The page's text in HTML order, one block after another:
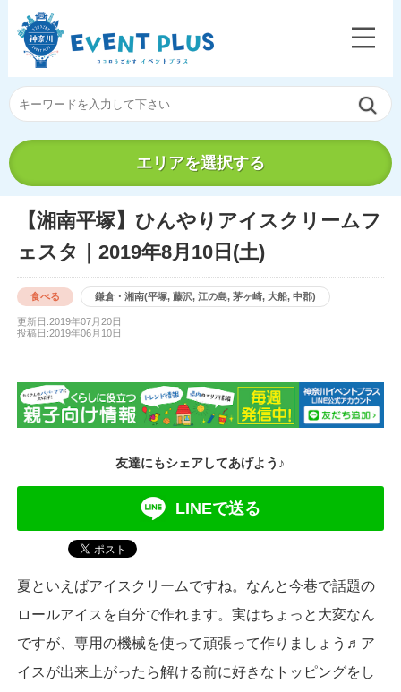
エリアを選択する
【湘南平塚】ひんやりアイスクリームフ
ェスタ｜2019年8月10日(土)
食べる 鎌倉・湘南(平塚, 藤沢, 江の島, 茅ヶ崎, 大船, 中郡)
更新日:2019年07月20日
投稿日:2019年06月10日
友達にもシェアしてあげよう♪
LINEで送る
夏といえばアイスクリームですね。なんと今巷で話題の
ロールアイスを自分で作れます。実はちょっと大変なん
ですが、専用の機械を使って頑張って作りましょう♬ア
イスが出来上がったら解ける前に好きなトッピングをし